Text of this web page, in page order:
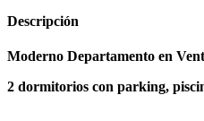
Descripción
Moderno Departamento en
2 dormitorios con parking,